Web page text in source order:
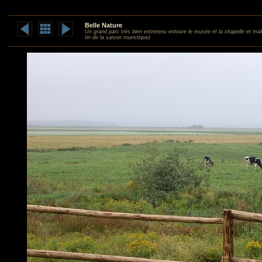
Belle Nature
Un grand parc très bien entretenu entoure le musée et la chapelle et
fin de la saison touristique)